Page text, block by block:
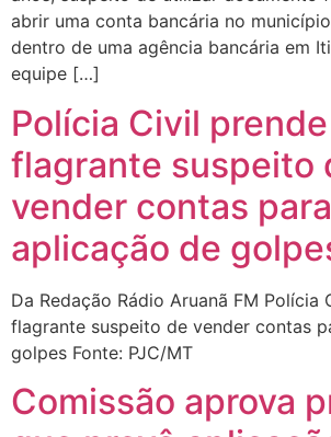
abrir uma conta bancária no
dentro de uma agência bancária em
equipe […]
Polícia Civil
flagrante suspeito
vender contas para
aplicação de
Da Redação Rádio Aruanã FM Polícia
flagrante suspeito de vender contas
golpes Fonte: PJC/MT
Comissão aprova